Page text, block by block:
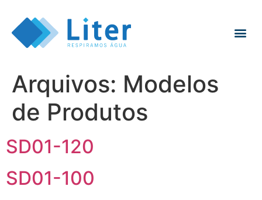
Arquivos: Modelos
de Produtos
SD01-120
SD01-100